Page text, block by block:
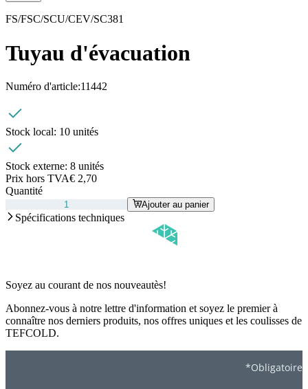
FS/FSC/SCU/CEV/SC381
Tuyau d'évacuation
Numéro d'article:11442
Stock local: 10 unités
Stock externe: 8 unités
Prix hors TVA€ 2,70
Quantité
Ajouter au panier
Spécifications techniques
Soyez au courant de nos nouveautès!
Abonnez-vous à notre lettre d'information et soyez le premier à
connaître nos derniers produits, nos offres uniques et les coulisses de
TEFCOLD.
*Obligatoire